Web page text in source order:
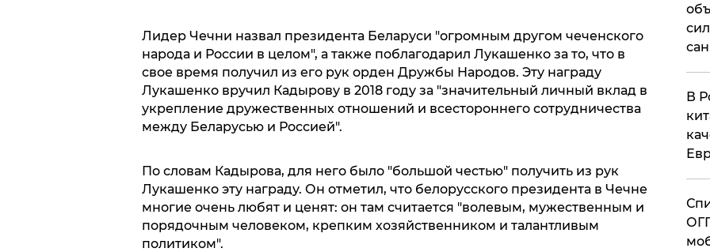
Лидер Чечни назвал президента Беларуси "огромным другом чеченского
народа и России в целом", а также поблагодарил Лукашенко за то, что в
свое время получил из его рук орден Дружбы Народов. Эту награду
Лукашенко вручил Кадырову в 2018 году за "значительный личный вклад в
укрепление дружественных отношений и всестороннего сотрудничества
между Беларусью и Россией".
По словам Кадырова, для него было "большой честью" получить из рук
Лукашенко эту награду. Он отметил, что белорусского президента в Чечне
многие очень любят и ценят: он там считается "волевым, мужественным и
порядочным человеком, крепким хозяйственником и талантливым
политиком".
В